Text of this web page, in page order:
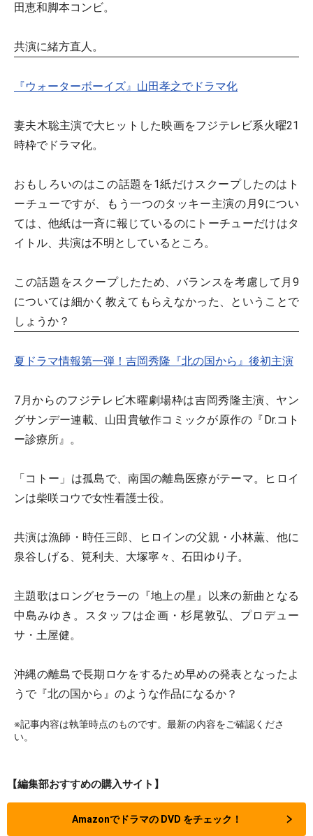
田恵和脚本コンビ。
共演に緒方直人。
『ウォーターボーイズ』山田孝之でドラマ化
妻夫木聡主演で大ヒットした映画をフジテレビ系火曜21
時枠でドラマ化。
おもしろいのはこの話題を1紙だけスクープしたのはト
ーチューですが、もう一つのタッキー主演の月9につい
ては、他紙は一斉に報じているのにトーチューだけはタ
イトル、共演は不明としているところ。
この話題をスクープしたため、バランスを考慮して月9
については細かく教えてもらえなかった、ということで
しょうか？
夏ドラマ情報第一弾！吉岡秀隆『北の国から』後初主演
7月からのフジテレビ木曜劇場枠は吉岡秀隆主演、ヤン
グサンデー連載、山田貴敏作コミックが原作の『Dr.コト
ー診療所』。
「コトー」は孤島で、南国の離島医療がテーマ。ヒロイ
ンは柴咲コウで女性看護士役。
共演は漁師・時任三郎、ヒロインの父親・小林薫、他に
泉谷しげる、筧利夫、大塚寧々、石田ゆり子。
主題歌はロングセラーの『地上の星』以来の新曲となる
中島みゆき。スタッフは企画・杉尾敦弘、プロデュー
サ・土屋健。
沖縄の離島で長期ロケをするため早めの発表となったよ
うで『北の国から』のような作品になるか？
※記事内容は執筆時点のものです。最新の内容をご確認くださ
い。
【編集部おすすめの購入サイト】
Amazonでドラマの DVD をチェック！